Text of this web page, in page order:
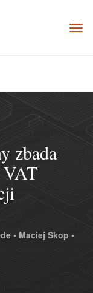
zbada
VAT
• Maciej Skop •